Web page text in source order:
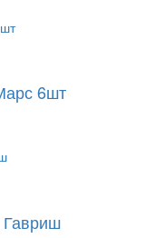
6шт
Гавриш